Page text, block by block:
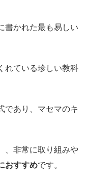
書かれた最も易しい
れている珍しい教科
であり、マセマのキ
、非常に取り組みや
おすすめです。